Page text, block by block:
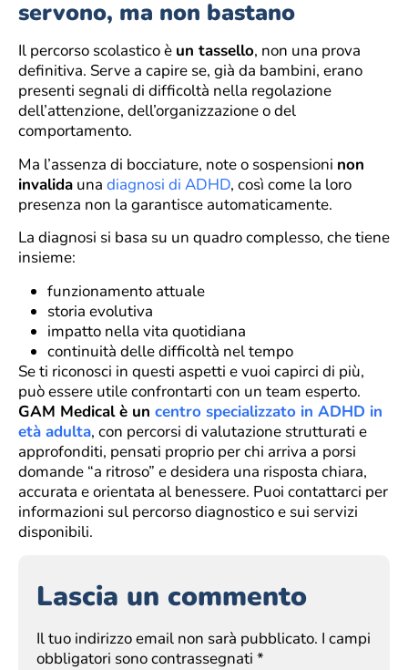
servono, ma non bastano
Il percorso scolastico è un tassello, non una prova
definitiva. Serve a capire se, già da bambini, erano
presenti segnali di difficoltà nella regolazione
dell’attenzione, dell’organizzazione o del
comportamento.
Ma l’assenza di bocciature, note o sospensioni non
invalida una diagnosi di ADHD, così come la loro
presenza non la garantisce automaticamente.
La diagnosi si basa su un quadro complesso, che tiene
insieme:
funzionamento attuale
storia evolutiva
impatto nella vita quotidiana
continuità delle difficoltà nel tempo
Se ti riconosci in questi aspetti e vuoi capirci di più,
può essere utile confrontarti con un team esperto.
GAM Medical è un centro specializzato in ADHD in
età adulta, con percorsi di valutazione strutturati e
approfonditi, pensati proprio per chi arriva a porsi
domande “a ritroso” e desidera una risposta chiara,
accurata e orientata al benessere. Puoi contattarci per
informazioni sul percorso diagnostico e sui servizi
disponibili.
Lascia un commento
Il tuo indirizzo email non sarà pubblicato. I campi
obbligatori sono contrassegnati *